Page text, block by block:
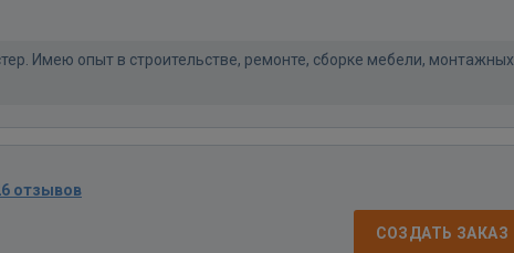
Имею опыт в строительстве, ремонте, сборке мебели, монтажных
отзывов
СОЗДАТЬ ЗАКАЗ